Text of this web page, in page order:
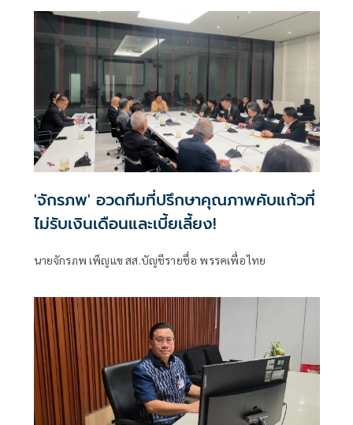
จันทบุรี เดินหน้าขับเคลื่อนนโยบายรัฐบาลด้านการบริหาร
จัดการน้ำเชิงรุก เร่งเพิ่มน้ำต้นทุนให้ภาคการเกษตร รองรับทั้ง
ฤดูแล้งและฤดูน้ำหลาก
'จักรภพ' อวดทีมที่ปรึกษาคุณภาพคับแก้วที่
ไม่รับเงินเดือนและเบี้ยเลี้ยง!
นายจักรภพ เพ็ญแข สส.บัญชีรายชื่อ พรรคเพื่อไทย